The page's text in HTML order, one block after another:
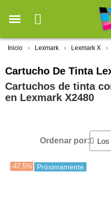
Inicio Lexmark Lexmark X
Cartucho De Tinta
Cartuchos de tinta
en Lexmark X2480
Ordenar por:
-47,5% Próximamente